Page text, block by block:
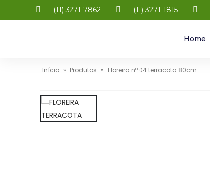
(11) 3271-7862 (11) 3271-1815
Home
Início » Produtos » Floreira nº 04 terracota 80cm